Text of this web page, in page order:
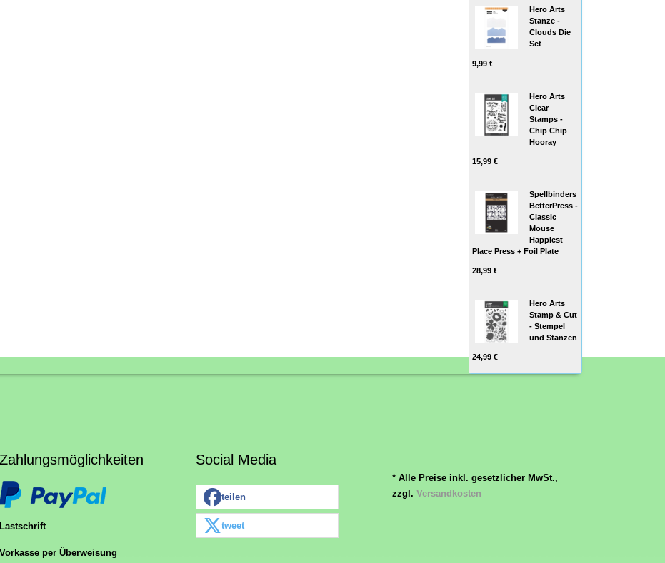
Hero Arts
Stanze -
Clouds Die
Set
9,99 €
Hero Arts
Clear
Stamps -
Chip Chip
Hooray
15,99 €
Spellbinders
BetterPress -
Classic
Mouse
Happiest
Place Press + Foil Plate
28,99 €
Hero Arts
Stamp & Cut
- Stempel
und Stanzen
24,99 €
Zahlungsmöglichkeiten
Lastschrift
Vorkasse per Überweisung
Social Media
teilen
tweet
* Alle Preise inkl. gesetzlicher MwSt.,
zzgl. Versandkosten